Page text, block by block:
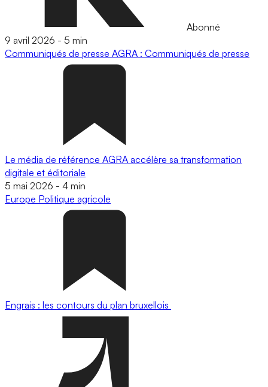
Abonné
9 avril 2026 - 5 min
Communiqués de presse AGRA : Communiqués de presse
Le média de référence AGRA accélère sa transformation
digitale et éditoriale
5 mai 2026 - 4 min
Europe Politique agricole
Engrais : les contours du plan bruxellois